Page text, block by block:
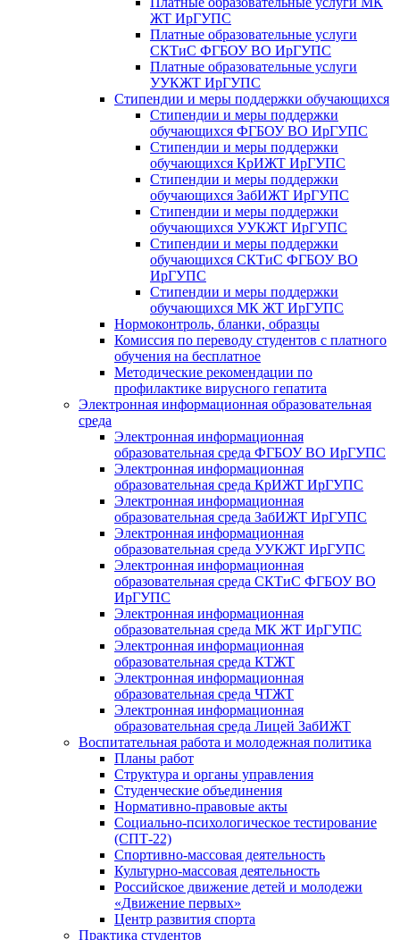
ЖТ ИрГУПС
Платные образовательные услуги
СКТиС ФГБОУ ВО ИрГУПС
Платные образовательные услуги
УУКЖТ ИрГУПС
Стипендии и меры поддержки обучающихся
Стипендии и меры поддержки
обучающихся ФГБОУ ВО ИрГУПС
Стипендии и меры поддержки
обучающихся КрИЖТ ИрГУПС
Стипендии и меры поддержки
обучающихся ЗабИЖТ ИрГУПС
Стипендии и меры поддержки
обучающихся УУКЖТ ИрГУПС
Стипендии и меры поддержки
обучающихся СКТиС ФГБОУ ВО
ИрГУПС
Стипендии и меры поддержки
обучающихся МК ЖТ ИрГУПС
Нормоконтроль, бланки, образцы
Комиссия по переводу студентов с платного
обучения на бесплатное
Методические рекомендации по
профилактике вирусного гепатита
Электронная информационная образовательная
среда
Электронная информационная
образовательная среда ФГБОУ ВО ИрГУПС
Электронная информационная
образовательная среда КрИЖТ ИрГУПС
Электронная информационная
образовательная среда ЗабИЖТ ИрГУПС
Электронная информационная
образовательная среда УУКЖТ ИрГУПС
Электронная информационная
образовательная среда СКТиС ФГБОУ ВО
ИрГУПС
Электронная информационная
образовательная среда МК ЖТ ИрГУПС
Электронная информационная
образовательная среда КТЖТ
Электронная информационная
образовательная среда ЧТЖТ
Электронная информационная
образовательная среда Лицей ЗабИЖТ
Воспитательная работа и молодежная политика
Планы работ
Структура и органы управления
Студенческие объединения
Нормативно-правовые акты
Социально-психологическое тестирование
(СПТ-22)
Спортивно-массовая деятельность
Культурно-массовая деятельность
Российское движение детей и молодежи
«Движение первых»
Центр развития спорта
Практика студентов